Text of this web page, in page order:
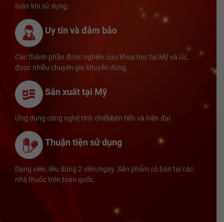
toàn khi sử dụng.
Uy tín và đảm bảo
Các thành phần được nghiên cứu khoa học tại Mỹ và Úc,
được nhiều chuyên gia khuyên dùng.
Sản xuất tại Mỹ
Ứng dụng công nghệ tinh chiết tiên tiến và hiện đại.
Thuận tiện sử dụng
Dạng viên, liều dùng 2 viên/ngày. Sản phẩm có bán tại các
nhà thuốc trên toàn quốc.